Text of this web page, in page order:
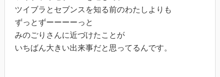
ツイブラとセブンスを知る前のわたしよりも
ずっとずーーーーっと
みのごりさんに近づけたことが
いちばん大きい出来事だと思ってるんです。